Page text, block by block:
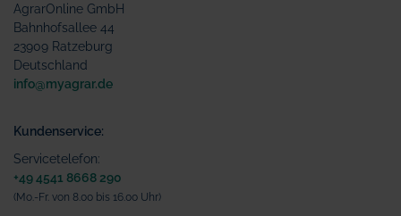
AgrarOnline GmbH
Bahnhofsallee 44
23909 Ratzeburg
Deutschland
info@myagrar.de
Kundenservice:
Servicetelefon:
+49 4541 8668 290
(Mo.-Fr. von 8.00 bis 16.00 Uhr)